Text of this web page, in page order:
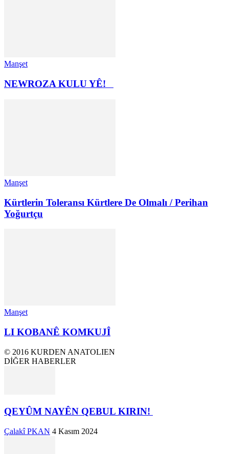
Manşet
NEWROZA KULU YÊ!
Manşet
Kürtlerin Toleransı Kürtlere De Olmalı / Perihan
Yoğurtçu
Manşet
LI KOBANÊ KOMKUJÎ
© 2016 KURDEN ANATOLIEN
DİĞER HABERLER
QEYÛM NAYÊN QEBUL KIRIN!
Çalakî PKAN 4 Kasım 2024